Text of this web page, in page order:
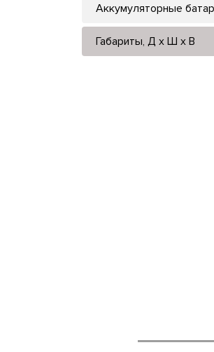
Аккумуляторные
Габариты, Д x Ш x В